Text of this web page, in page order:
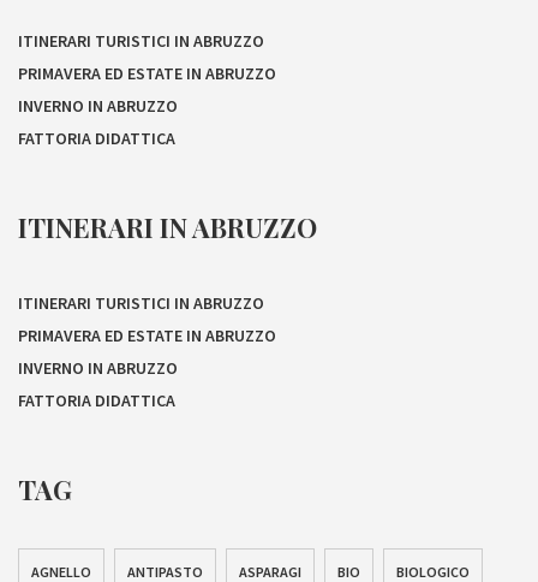
ITINERARI TURISTICI IN ABRUZZO
PRIMAVERA ED ESTATE IN ABRUZZO
INVERNO IN ABRUZZO
FATTORIA DIDATTICA
ITINERARI IN ABRUZZO
ITINERARI TURISTICI IN ABRUZZO
PRIMAVERA ED ESTATE IN ABRUZZO
INVERNO IN ABRUZZO
FATTORIA DIDATTICA
TAG
AGNELLO ANTIPASTO ASPARAGI BIO BIOLOGICO